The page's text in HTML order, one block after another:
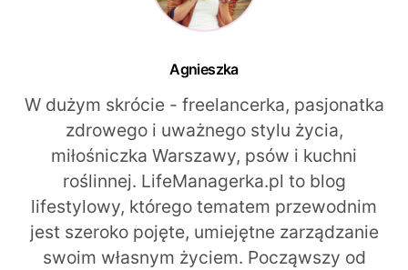
Agnieszka
W dużym skrócie - freelancerka, pasjonatka
zdrowego i uważnego stylu życia,
miłośniczka Warszawy, psów i kuchni
roślinnej. LifeManagerka.pl to blog
lifestylowy, którego tematem przewodnim
jest szeroko pojęte, umiejętne zarządzanie
swoim własnym życiem. Począwszy od